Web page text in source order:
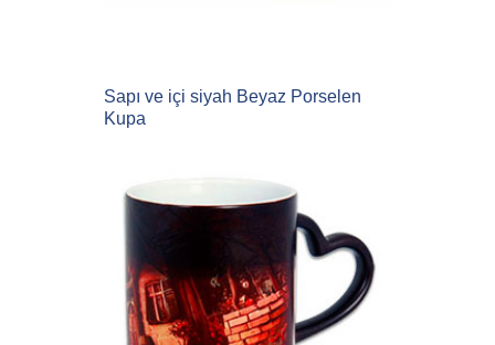
Sapı ve içi siyah Beyaz Porselen
Kupa